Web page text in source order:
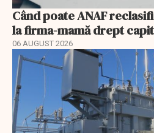
Când poate ANAF
la firma-mamă drept
06 AUGUST 2026